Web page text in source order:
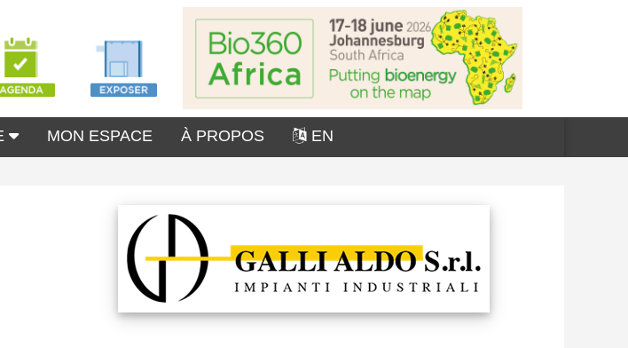
MON ESPACE À PROPOS EN